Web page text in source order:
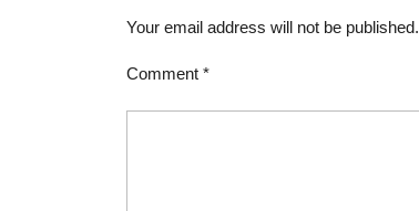
Your email address will not be published.
Comment *